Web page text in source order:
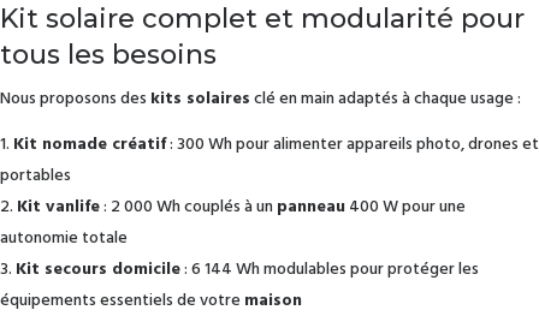
Kit solaire complet et modularité pour
tous les besoins
Nous proposons des kits solairesclé en main adaptés à chaque usage :
Kit nomade créatif: 300 Wh pour alimenter appareils photo, drones et
portables
Kit vanlife: 2 000 Wh couplés à unpanneau400 W pour une
autonomie totale
Kit secours domicile: 6 144 Wh modulables pour protéger les
équipements essentiels de votre maison